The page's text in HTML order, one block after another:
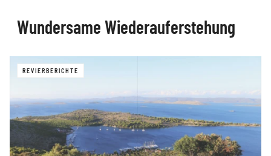
Wundersame Wiederauferstehung
REVIERBERICHTE